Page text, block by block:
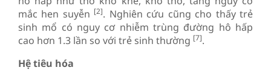
mắc hen suyễn [2]. Nghiên cứu cũng cho thấy trẻ
sinh mổ có nguy cơ nhiễm trùng đường hô hấp
cao hơn 1.3 lần so với trẻ sinh thường [7].
Hệ tiêu hóa